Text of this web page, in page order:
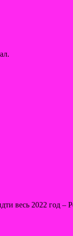
весь 2022 год –